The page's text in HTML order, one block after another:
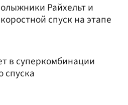
Райхельт и
спуск на этапе
в суперкомбинации
спуска